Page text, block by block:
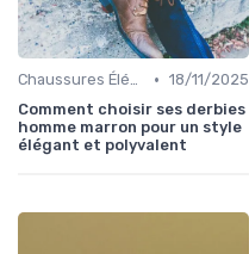
Chaussures Élégantes et de Cérémonie • 18/11/2025
Comment choisir ses derbies
homme marron pour un style
élégant et polyvalent